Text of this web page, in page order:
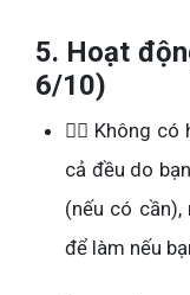
5. Hoạt
6/10)
🧘‍♀️ Không
cả đều do
(nếu có cần),
để làm nếu